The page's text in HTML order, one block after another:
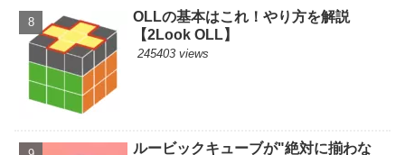
OLLの基本はこれ！やり方を解説
【2Look OLL】
245403 views
ルービックキューブが"絶対に揃わな